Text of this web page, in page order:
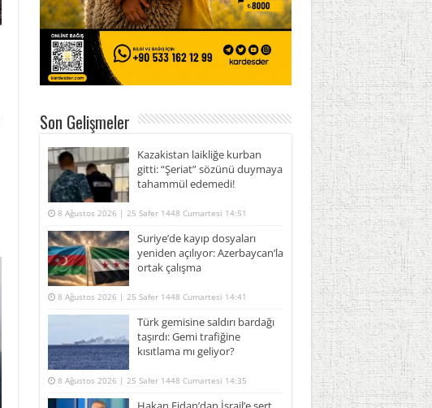
Son Gelişmeler
Kazakistan laikliğe kurban
gitti: “Şeriat” sözünü duymaya
tahammül edemedi!
8 Ağustos 2026 | 25 Safer 1448 Cumartesi 14:51
Suriye’de kayıp dosyaları
yeniden açılıyor: Azerbaycan’la
ortak çalışma
8 Ağustos 2026 | 25 Safer 1448 Cumartesi 14:41
Türk gemisine saldırı bardağı
taşırdı: Gemi trafiğine
kısıtlama mı geliyor?
8 Ağustos 2026 | 25 Safer 1448 Cumartesi 14:35